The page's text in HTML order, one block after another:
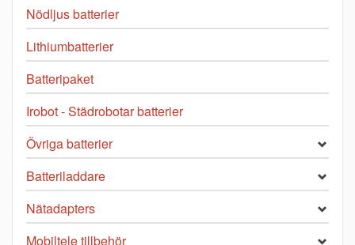
Nödljus batterier
Lithiumbatterier
Batteripaket
Irobot - Städrobotar batterier
Övriga batterier
Batteriladdare
Nätadapters
Mobiltele tillbehör